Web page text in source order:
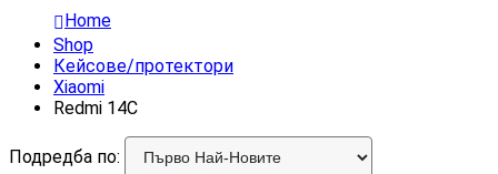
Home
Shop
Кейсове/протектори
Xiaomi
Redmi 14C
Подредба по: